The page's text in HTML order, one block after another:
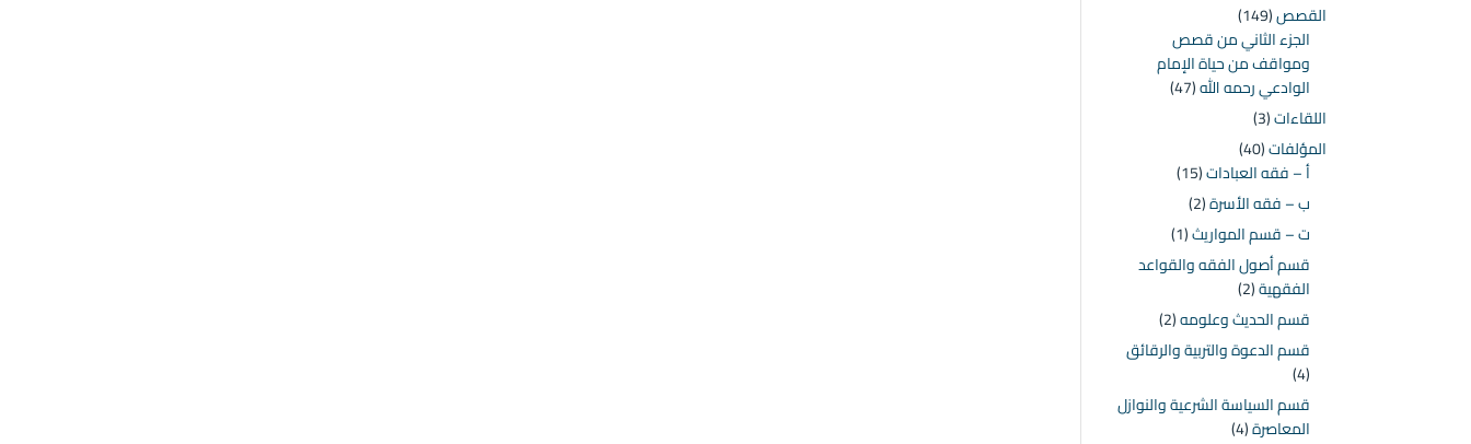
القصص(149)
الجزء الثاني من قصص
ومواقف من حياة الإمام
الوادعي رحمه الله(47)
اللقاءات(3)
المؤلفات(40)
أ – فقه العبادات(15)
ب – فقه الأسرة(2)
ت – قسم المواريث(1)
قسم أصول الفقه والقواعد
الفقهية(2)
قسم الحديث وعلومه(2)
قسم الدعوة والتربية والرقائق
(4)
قسم السياسة الشرعية والنوازل
المعاصرة(4)